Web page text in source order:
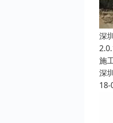
深
施
深
18-